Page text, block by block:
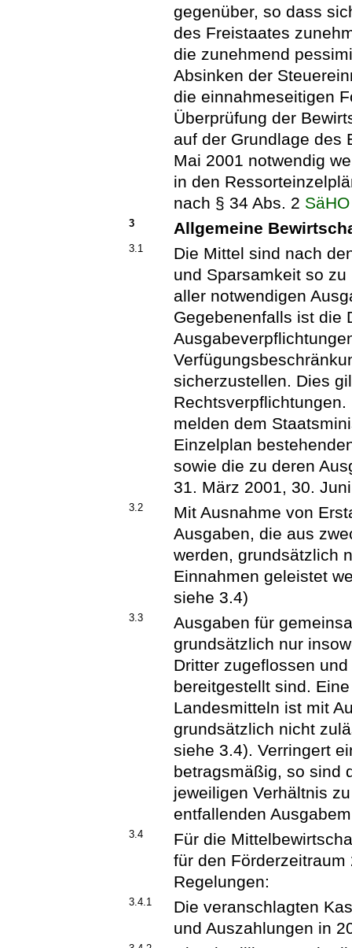
gegenüber, so dass
des Freistaates
die zunehmend
Absinken der
die einnahmeseitigen
Überprüfung der
auf der Grundlage des
Mai 2001 notwendig
in den
nach § 34 Abs. 2 SäHO
3 Allgemeine
3.1
Die Mittel sind nach
und Sparsamkeit so
aller notwendigen
Gegebenenfalls ist die
sicherzustellen. Dies
melden dem
Einzelplan
sowie die zu deren
31. März 2001, 30.
3.2
Mit Ausnahme von
Ausgaben, die aus
werden, grundsätzlich
Einnahmen geleistet
siehe 3.4)
3.3
Ausgaben für
grundsätzlich nur
Dritter zugeflossen
bereitgestellt sind.
Landesmitteln ist mit
grundsätzlich nicht
siehe 3.4). Verringert
betragsmäßig, so sind
jeweiligen Verhältnis
entfallenden
3.4
Für die
für den
Regelungen:
3.4.1
Die veranschlagten
und Auszahlungen in